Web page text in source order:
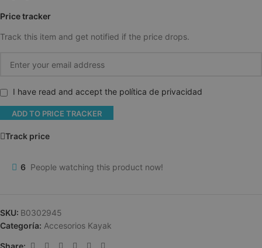
Price tracker
Track this item and get notified if the price drops.
I have read and accept the política de privacidad
ADD TO PRICE TRACKER
Track price
6 People watching this product now!
SKU: B0302945
Categoría: Accesorios Kayak
Share: